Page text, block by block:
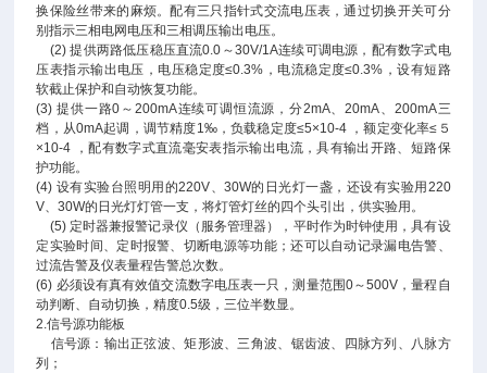
换保险丝带来的麻烦。配有三只指针式交流电压表，通过切换开关可分
别指示三相电网电压和三相调压输出电压。
(2) 提供两路低压稳压直流0.0～30V/1A连续可调电源，配有数字式电
压表指示输出电压，电压稳定度≤0.3%，电流稳定度≤0.3%，设有短路
软截止保护和自动恢复功能。
(3) 提供一路0～200mA连续可调恒流源，分2mA、20mA、200mA三
档，从0mA起调，调节精度1‰，负载稳定度≤5×10-4 ，额定变化率≤５
×10-4 ，配有数字式直流毫安表指示输出电流，具有输出开路、短路保
护功能。
(4) 设有实验台照明用的220V、30W的日光灯一盏，还设有实验用220
V、30W的日光灯灯管一支，将灯管灯丝的四个头引出，供实验用。
(5) 定时器兼报警记录仪（服务管理器），平时作为时钟使用，具有设
定实验时间、定时报警、切断电源等功能；还可以自动记录漏电告警、
过流告警及仪表量程告警总次数。
(6) 必须设有真有效值交流数字电压表一只，测量范围0～500V，量程自
动判断、自动切换，精度0.5级，三位半数显。
2.信号源功能板
信号源：输出正弦波、矩形波、三角波、锯齿波、四脉方列、八脉方
列；